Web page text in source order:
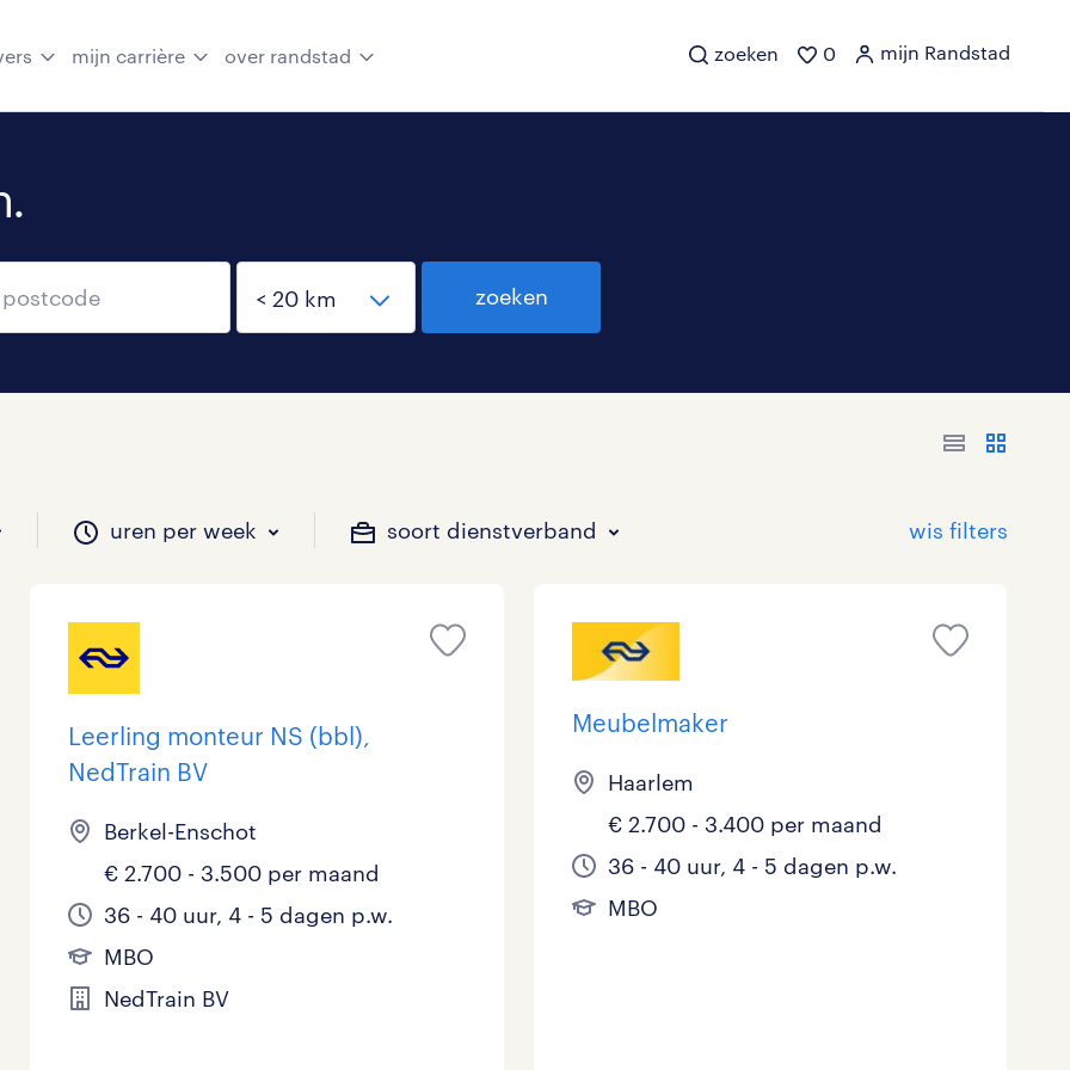
mijn carrière over randstad zoeken 0 mijn Randstad
zoeken
uren per week soort dienstverband
je werken?
Beveiliging 0 Bouw 0
Chauffeurs 0 Commercieel / Verkoop 0
Financieel 25
Industrieel / Productie
Management / Leidinggevend
Geen 1 HAVO/VWO 0
LBO, MAVO, VMBO 30
Master 0
WO 35
je werken?
9 - 16 uur 0 17 - 24 uur 8
33 - 36 uur 29 37 - 40+ uur 14
zou jij willen?
Tijdelijk 7 Tijdelijk met uitzicht op vast
Leerling monteur NS (bbl),
NedTrain BV
Berkel-Enschot
€ 2.700 - 3.500 per maand
36 - 40 uur, 4 - 5 dagen p.w.
MBO
NedTrain BV
Meubelmaker
Haarlem
€ 2.700 - 3.400 per maand
36 - 40 uur, 4 - 5 dagen p.w.
MBO